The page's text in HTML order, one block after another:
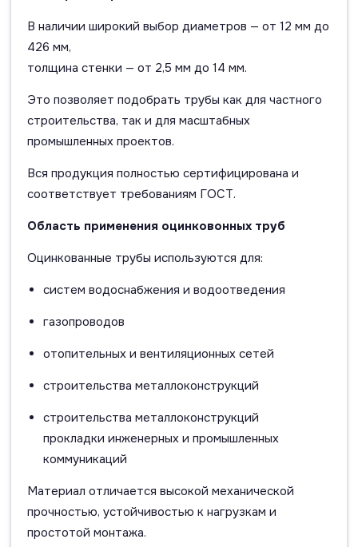
В наличии широкий выбор диаметров — от 12 мм до
426 мм,
толщина стенки — от 2,5 мм до 14 мм.
Это позволяет подобрать трубы как для частного
строительства, так и для масштабных
промышленных проектов.
Вся продукция полностью сертифицирована и
соответствует требованиям ГОСТ.
Область применения оцинковонных труб
Оцинкованные трубы используются для:
систем водоснабжения и водоотведения
газопроводов
отопительных и вентиляционных сетей
строительства металлоконструкций
строительства металлоконструкций
прокладки инженерных и промышленных
коммуникаций
Материал отличается высокой механической
прочностью, устойчивостью к нагрузкам и
простотой монтажа.